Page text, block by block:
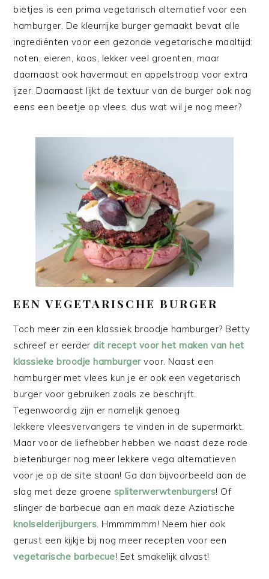
bietjes is een prima vegetarisch alternatief voor een
hamburger. De kleurrijke burger gemaakt bevat alle
ingrediënten voor een gezonde vegetarische maaltijd:
noten, eieren, kaas, lekker veel groenten, maar
daarnaast ook havermout en appelstroop voor extra
ijzer. Daarnaast lijkt de textuur van de burger ook nog
eens een beetje op vlees, dus wat wil je nog meer?
EEN VEGETARISCHE BURGER
Toch meer zin een klassiek broodje hamburger? Betty
schreef er eerderdit recept voor het maken van het
klassieke broodje hamburgervoor. Naast een
hamburger met vlees kun je er ook een vegetarisch
burger voor gebruiken zoals ze beschrijft.
Tegenwoordig zijn er namelijk genoeg
lekkere vleesvervangers te vinden in de supermarkt.
Maar voor de liefhebber hebben we naast deze rode
bietenburger nog meer lekkere vega alternatieven
voor je op de site staan! Ga dan bijvoorbeeld aan de
slag met deze groene spliterwerwtenburgers! Of
slinger de barbecue aan en maak deze Aziatische
knolselderijburgers. Hmmmmmm! Neem hier ook
gerust een kijkje bij nog meer recepten voor een
vegetarische barbecue! Eet smakelijk alvast!